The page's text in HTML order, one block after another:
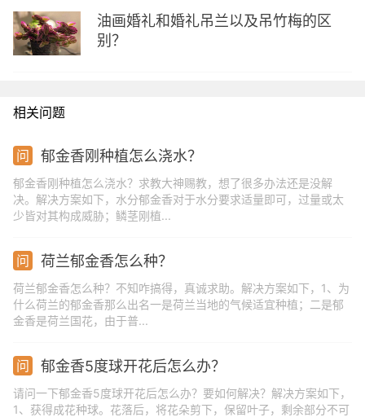
油画婚礼和婚礼吊兰以及吊竹梅的区
别？
相关问题
郁金香刚种植怎么浇水？
郁金香刚种植怎么浇水？求教大神赐教，想了很多办法还是没解
决。解决方案如下，水分郁金香对于水分要求适量即可，过量或太
少皆对其构成威胁；鳞茎刚植...
荷兰郁金香怎么种？
荷兰郁金香怎么种？不知咋搞得，真诚求助。解决方案如下，1、为
什么荷兰的郁金香那么出名一是荷兰当地的气候适宜种植；二是郁
金香是荷兰国花，由于普...
郁金香5度球开花后怎么办？
请问一下郁金香5度球开花后怎么办？要如何解决？解决方案如下，
1、获得成花种球。花落后，将花朵剪下，保留叶子，剩余部分不可